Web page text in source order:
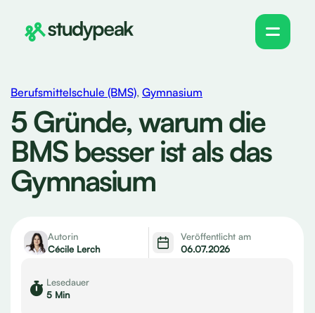
Berufsmittelschule (BMS), Gymnasium
5 Gründe, warum die
BMS besser ist als das
Gymnasium
Autorin
Cécile Lerch
Veröffentlicht am
06.07.2026
Lesedauer
5 Min